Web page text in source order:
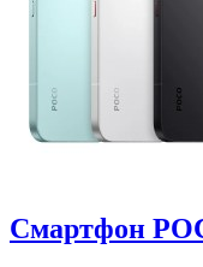
Смартфон